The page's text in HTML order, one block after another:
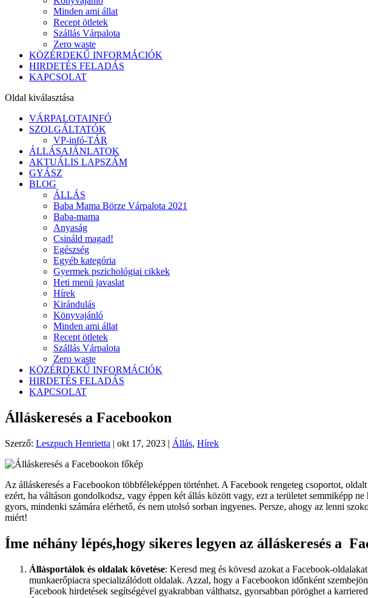
Minden ami állat
Recept ötletek
Szállás Várpalota
Zero waste
KÖZÉRDEKŰ INFORMÁCIÓK
HIRDETÉS FELADÁS
KAPCSOLAT
Oldal kiválasztása
VÁRPALOTAINFÓ
SZOLGÁLTATÓK
VP-infó-TÁR
ÁLLÁSAJÁNLATOK
AKTUÁLIS LAPSZÁM
GYÁSZ
BLOG
ÁLLÁS
Baba Mama Börze Várpalota 2021
Baba-mama
Anyaság
Csináld magad!
Egészség
Egyéb kategória
Gyermek pszichológiai cikkek
Heti menü javaslat
Hírek
Kirándulás
Könyvajánló
Minden ami állat
Recept ötletek
Szállás Várpalota
Zero waste
KÖZÉRDEKŰ INFORMÁCIÓK
HIRDETÉS FELADÁS
KAPCSOLAT
Álláskeresés a Facebookon
Szerző: Leszpuch Henrietta | okt 17, 2023 | Állás, Hírek
Az álláskeresés a Facebookon többféleképpen történhet. A Facebook rengeteg csoportot,
ezért, ha váltáson gondolkodsz, vagy éppen két állás között vagy, ezt a területet semmiképp
gyors, mindenki számára elérhető, és nem utolsó sorban ingyenes. Persze, ahogy az lenni
miért!
Íme néhány lépés,hogy sikeres legyen az álláskeresés a
Állásportálok és oldalak követése: Keresd meg és kövesd azokat a Facebook-
munkaerőpiacra specializálódott oldalak. Azzal, hogy a Facebookon időnként
Facebook hirdetések segítségével gyakrabban válthatsz, gyorsabban pöröghet a